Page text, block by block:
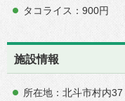
タコライス：900円
施設情報
所在地：北斗市村内37